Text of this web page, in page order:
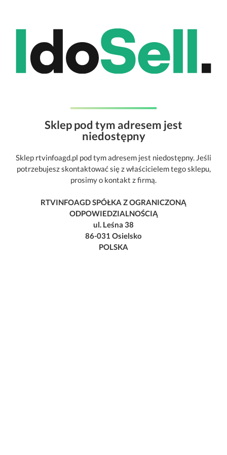
Sklep pod tym adresem jest
niedostępny
Sklep rtvinfoagd.pl pod tym adresem jest niedostępny. Jeśli
potrzebujesz skontaktować się z właścicielem tego sklepu,
prosimy o kontakt z firmą.
RTVINFOAGD SPÓŁKA Z OGRANICZONĄ
ODPOWIEDZIALNOŚCIĄ
ul. Leśna 38
86-031 Osielsko
POLSKA